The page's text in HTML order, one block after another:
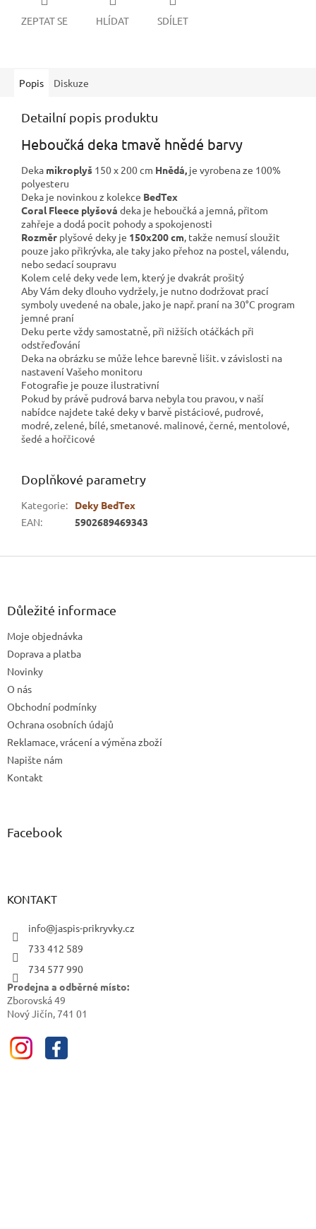
ZEPTAT SE HLÍDAT SDÍLET
Popis Diskuze
Detailní popis produktu
Heboučká deka tmavě hnědé barvy
Deka mikroplyš 150 x 200 cm Hnědá, je vyrobena ze 100%
polyesteru
Deka je novinkou z kolekce BedTex
Coral Fleece plyšová deka je heboučká a jemná, přitom
zahřeje a dodá pocit pohody a spokojenosti
Rozměr plyšové deky je 150x200 cm, takže nemusí sloužit
pouze jako přikrývka, ale taky jako přehoz na postel, válendu,
nebo sedací soupravu
Kolem celé deky vede lem, který je dvakrát prošitý
Aby Vám deky dlouho vydržely, je nutno dodržovat prací
symboly uvedené na obale, jako je např. praní na 30°C program
jemné praní
Deku perte vždy samostatně, při nižších otáčkách při
odstřeďování
Deka na obrázku se může lehce barevně lišit. v závislosti na
nastavení Vašeho monitoru
Fotografie je pouze ilustrativní
Pokud by právě pudrová barva nebyla tou pravou, v naší
nabídce najdete také deky v barvě pistáciové, pudrové,
modré, zelené, bílé, smetanové. malinové, černé, mentolové,
šedé a hořčicové
Doplňkové parametry
Kategorie:
Deky BedTex
EAN: 5902689469343
Důležité informace
Moje objednávka
Doprava a platba
Novinky
O nás
Obchodní podmínky
Ochrana osobních údajů
Reklamace, vrácení a výměna zboží
Napište nám
Kontakt
Facebook
KONTAKT
info@jaspis-prikryvky.cz
733 412 589
734 577 990
Prodejna a odběrné místo:
Zborovská 49
Nový Jičín, 741 01